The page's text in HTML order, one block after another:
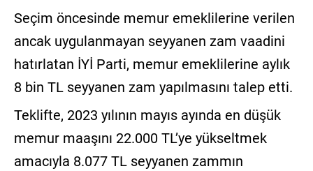
Seçim öncesinde memur emeklilerine verilen
ancak uygulanmayan seyyanen zam vaadini
hatırlatan İYİ Parti, memur emeklilerine aylık
8 bin TL seyyanen zam yapılmasını talep etti.
Teklifte, 2023 yılının mayıs ayında en düşük
memur maaşını 22.000 TL’ye yükseltmek
amacıyla 8.077 TL seyyanen zammın